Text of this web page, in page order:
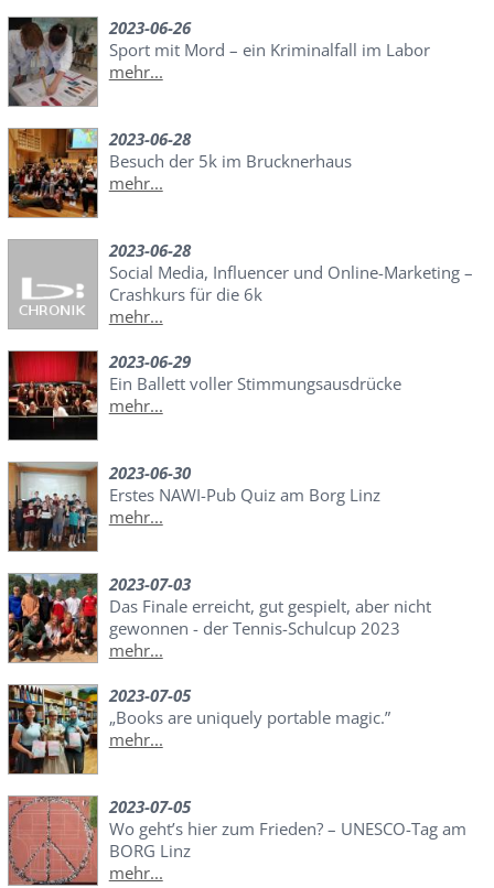
2023-06-26
Sport mit Mord – ein Kriminalfall im Labor
mehr...
2023-06-28
Besuch der 5k im Brucknerhaus
mehr...
2023-06-28
Social Media, Influencer und Online-Marketing –
Crashkurs für die 6k
mehr...
2023-06-29
Ein Ballett voller Stimmungsausdrücke
mehr...
2023-06-30
Erstes NAWI-Pub Quiz am Borg Linz
mehr...
2023-07-03
Das Finale erreicht, gut gespielt, aber nicht
gewonnen - der Tennis-Schulcup 2023
mehr...
2023-07-05
„Books are uniquely portable magic.”
mehr...
2023-07-05
Wo geht’s hier zum Frieden? – UNESCO-Tag am
BORG Linz
mehr...